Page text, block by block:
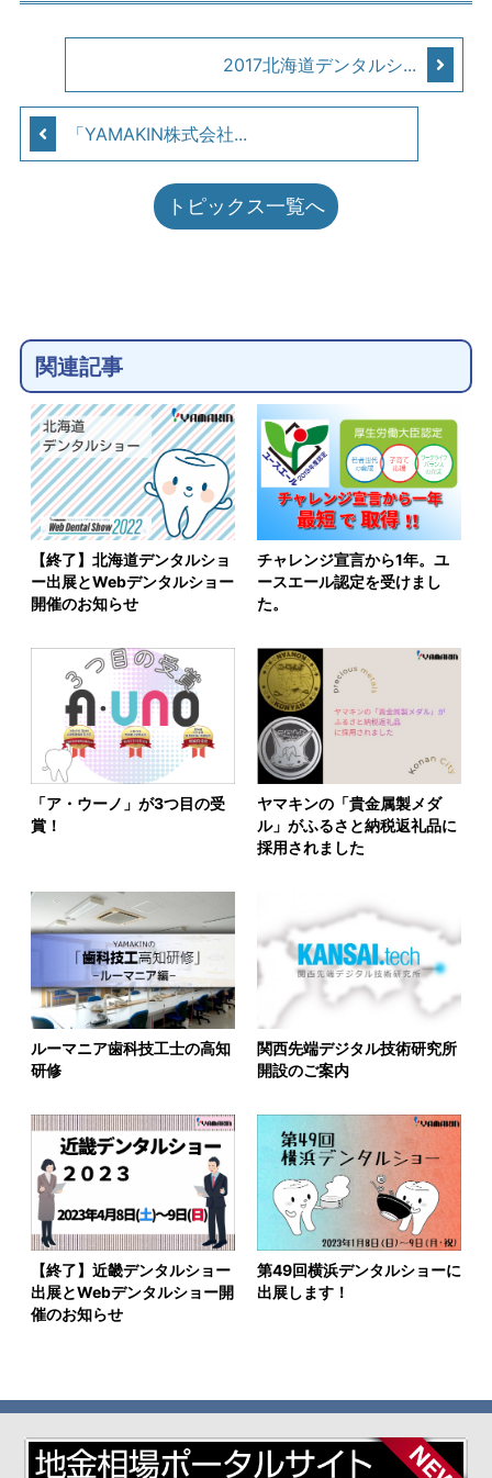
2017北海道デンタルシ...
「YAMAKIN株式会社...
トピックス一覧へ
関連記事
【終了】北海道デンタルショ
ー出展とWebデンタルショー
開催のお知らせ
チャレンジ宣言から1年。ユ
ースエール認定を受けまし
た。
「ア・ウーノ」が3つ目の受
賞！
ヤマキンの「貴金属製メダ
ル」がふるさと納税返礼品に
採用されました
ルーマニア歯科技工士の高知
研修
関西先端デジタル技術研究所
開設のご案内
【終了】近畿デンタルショー
出展とWebデンタルショー開
催のお知らせ
第49回横浜デンタルショーに
出展します！